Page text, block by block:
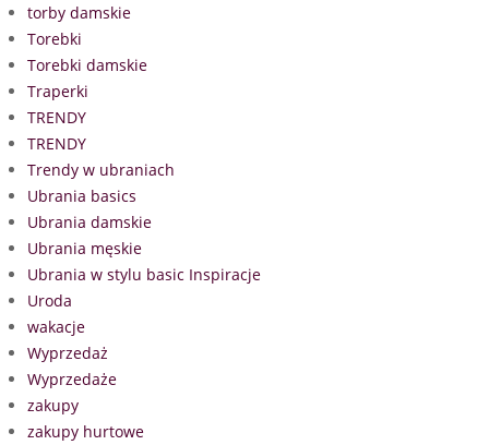
torby damskie
Torebki
Torebki damskie
Traperki
TRENDY
TRENDY
Trendy w ubraniach
Ubrania basics
Ubrania damskie
Ubrania męskie
Ubrania w stylu basic Inspiracje
Uroda
wakacje
Wyprzedaż
Wyprzedaże
zakupy
zakupy hurtowe